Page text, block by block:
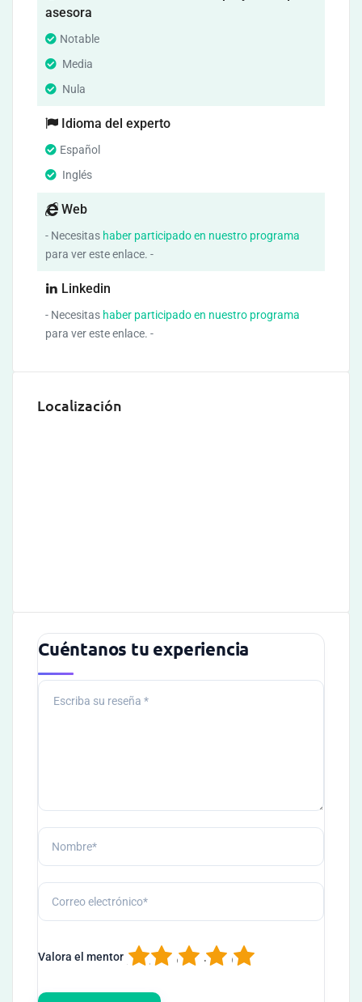
asesora
Notable
Media
Nula
Idioma del experto
Español
Inglés
Web
- Necesitas haber participado en nuestro programa
para ver este enlace. -
Linkedin
- Necesitas haber participado en nuestro programa
para ver este enlace. -
Localización
Cuéntanos tu experiencia
Valora el mentor 5
4
3
2
1